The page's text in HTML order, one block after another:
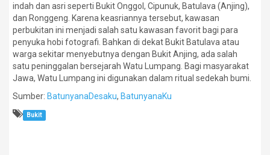
indah dan asri seperti Bukit Onggol, Cipunuk, Batulava (Anjing),
dan Ronggeng. Karena keasriannya tersebut, kawasan
perbukitan ini menjadi salah satu kawasan favorit bagi para
penyuka hobi fotografi. Bahkan di dekat Bukit Batulava atau
warga sekitar menyebutnya dengan Bukit Anjing, ada salah
satu peninggalan bersejarah Watu Lumpang. Bagi masyarakat
Jawa, Watu Lumpang ini digunakan dalam ritual sedekah bumi.
Sumber: BatunyanaDesaku, BatunyanaKu
Bukit